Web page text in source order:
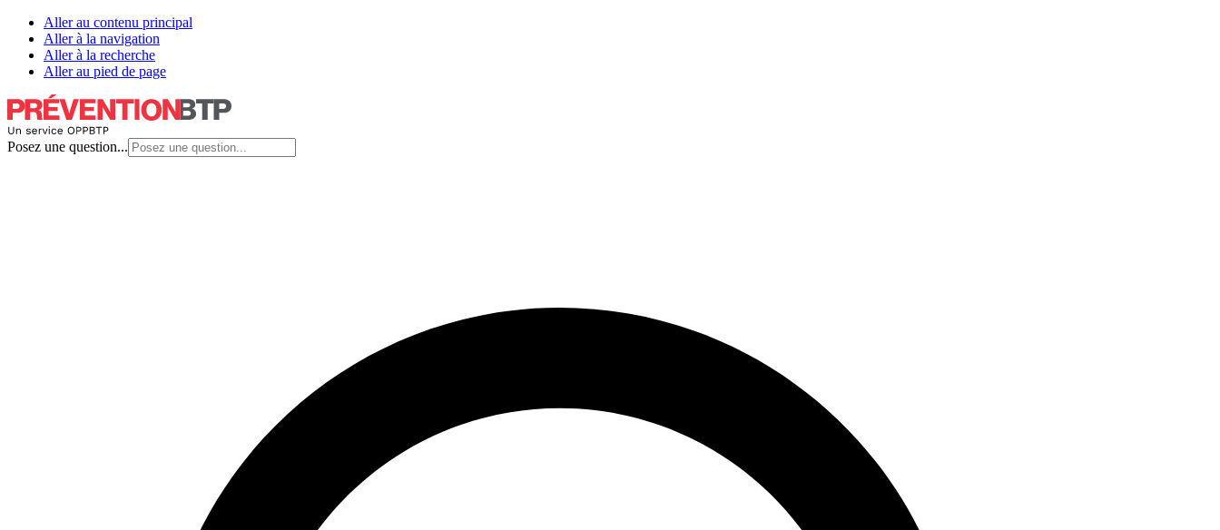
Aller au contenu principal
Aller à la navigation
Aller à la recherche
Aller au pied de page
Posez une question...